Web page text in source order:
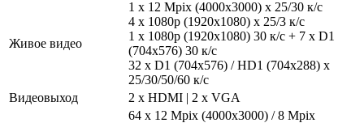
Живое видео
1 x 12 Mpix (4000x3000) х 25/30 к/с
4 х 1080р (1920х1080) х 25/3 к/с
1 x 1080p (1920х1080) 30 к/с + 7 x D1
(704x576) 30 к/с
32 х D1 (704x576) / HD1 (704x288) х
25/30/50/60 к/с
Видеовыход
2 x HDMI | 2 x VGA
64 х 12 Mpix (4000x3000) / 8 Mpix